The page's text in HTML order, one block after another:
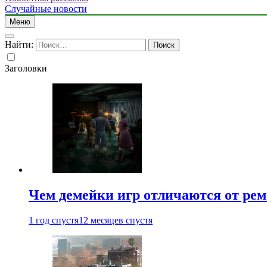
Случайные новости
Меню
Найти:
Заголовки
Чем демейки игр отличаются от
1 год спустя12 месяцев спустя